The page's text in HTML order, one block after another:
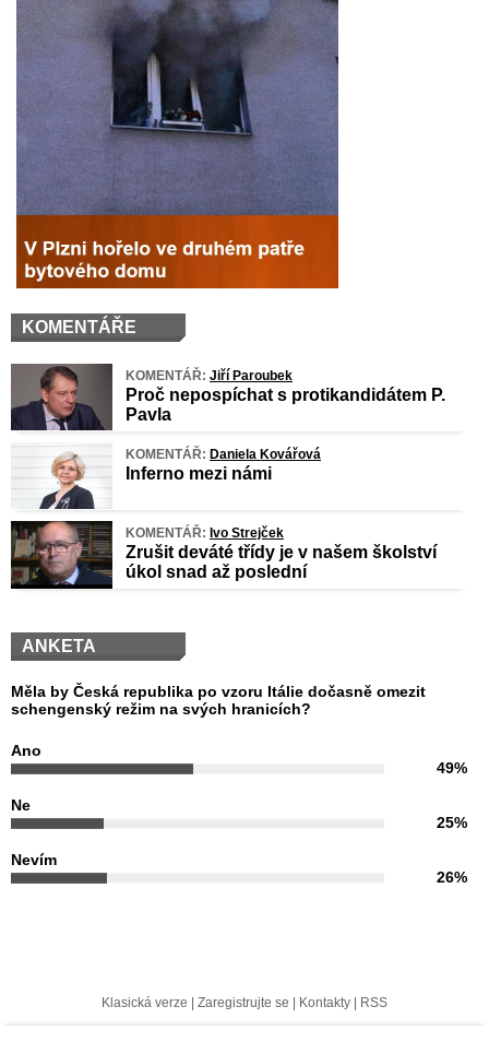
KOMENTÁŘE
KOMENTÁŘ: Jiří Paroubek
Proč nepospíchat s protikandidátem P.
Pavla
KOMENTÁŘ: Daniela Kovářová
Inferno mezi námi
KOMENTÁŘ: Ivo Strejček
Zrušit deváté třídy je v našem školství
úkol snad až poslední
ANKETA
Měla by Česká republika po vzoru Itálie dočasně omezit
schengenský režim na svých hranicích?
Ano
49%
Ne
25%
Nevím
26%
Klasická verze | Zaregistrujte se | Kontakty | RSS